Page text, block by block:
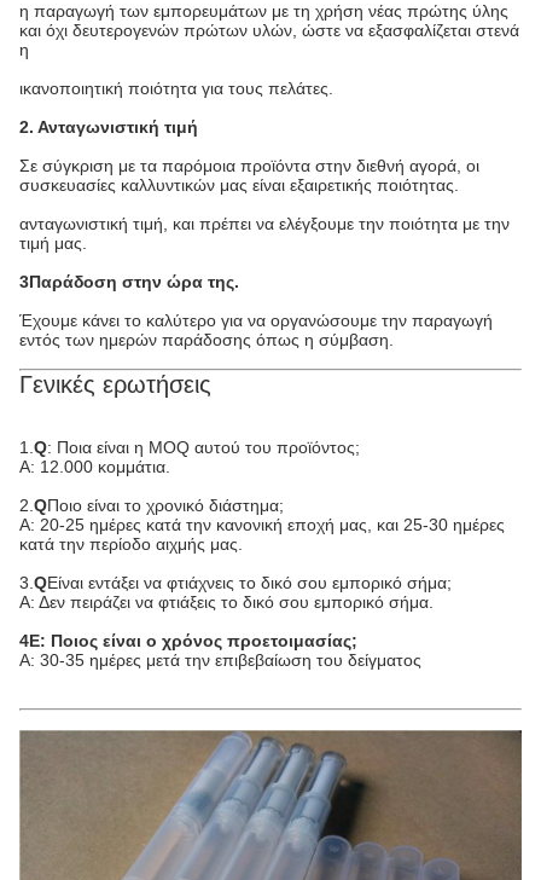
η παραγωγή των εμπορευμάτων με τη χρήση νέας πρώτης ύλης
και όχι δευτερογενών πρώτων υλών, ώστε να εξασφαλίζεται στενά
η
ικανοποιητική ποιότητα για τους πελάτες.
2. Ανταγωνιστική τιμή
Σε σύγκριση με τα παρόμοια προϊόντα στην διεθνή αγορά, οι
συσκευασίες καλλυντικών μας είναι εξαιρετικής ποιότητας.
ανταγωνιστική τιμή, και πρέπει να ελέγξουμε την ποιότητα με την
τιμή μας.
3Παράδοση στην ώρα της.
Έχουμε κάνει το καλύτερο για να οργανώσουμε την παραγωγή
εντός των ημερών παράδοσης όπως η σύμβαση.
Γενικές ερωτήσεις
1. Q: Ποια είναι η MOQ αυτού του προϊόντος;
Α: 12.000 κομμάτια.
2. QΠοιο είναι το χρονικό διάστημα;
Α: 20-25 ημέρες κατά την κανονική εποχή μας, και 25-30 ημέρες
κατά την περίοδο αιχμής μας.
3. QΕίναι εντάξει να φτιάχνεις το δικό σου εμπορικό σήμα;
Α: Δεν πειράζει να φτιάξεις το δικό σου εμπορικό σήμα.
4Ε: Ποιος είναι ο χρόνος προετοιμασίας;
Α: 30-35 ημέρες μετά την επιβεβαίωση του δείγματος